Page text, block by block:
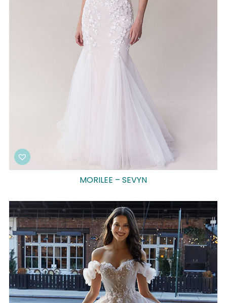
MORILEE – SEVYN